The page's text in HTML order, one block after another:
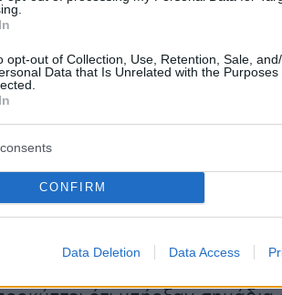
opt-out of Collection, Use, Retention, Sale,
Data that Is Unrelated with the Purposes
CONFIRM
Data Deletion Data Access
το φάκελο της υπόθεσης
κάτι που αναφέρεται και στη
για το θάνατο της
τις ίδιες πληροφορίες, για
φέρονται να περιγράφουν
τους την εικόνα μιας μητέρας
όταν το παιδάκι ήταν πια